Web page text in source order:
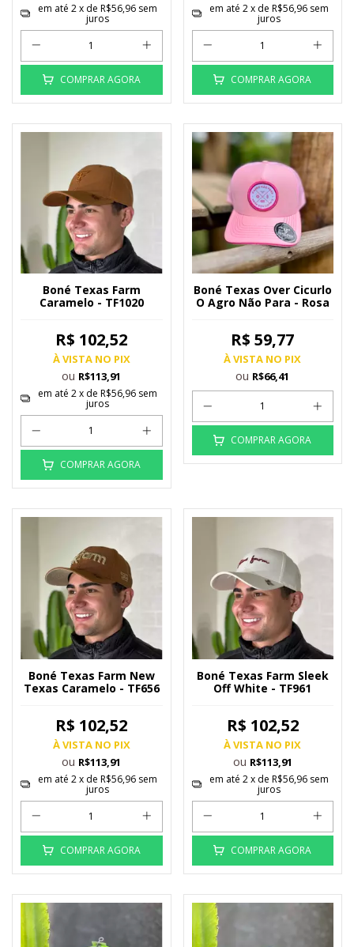
em até2x deR$56,96 sem
juros
COMPRAR AGORA
em até 2x de R$56,96 sem
juros
COMPRAR AGORA
Boné Texas Farm
Caramelo - TF1020
R$ 102,52
À VISTA NO PIX
ou R$113,91
em até2x deR$56,96 sem
juros
COMPRAR AGORA
Boné Texas Over Cicurlo
O Agro Não Para - Rosa
R$ 59,77
À VISTA NO PIX
ou R$66,41
COMPRAR AGORA
Boné Texas Farm New
Texas Caramelo - TF656
R$ 102,52
À VISTA NO PIX
ou R$113,91
em até2x deR$56,96 sem
juros
COMPRAR AGORA
Boné Texas Farm Sleek
Off White - TF961
R$ 102,52
À VISTA NO PIX
ou R$113,91
em até 2x de R$56,96 sem
juros
COMPRAR AGORA